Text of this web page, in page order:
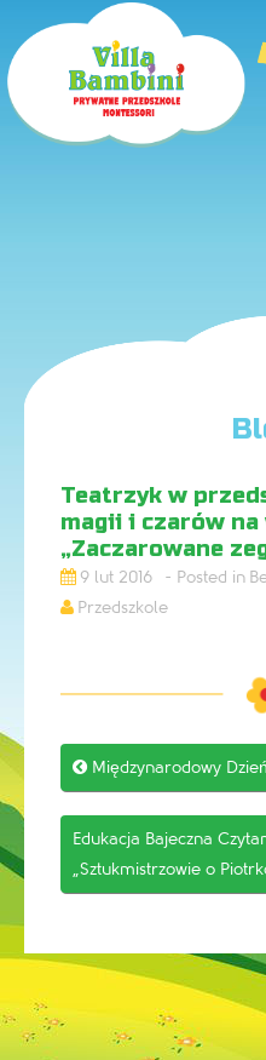
Teatrzyk w
magii i czarów na
„Zaczarowane
9 lut 2016
Przedszkole
Post
navigation
 Międzynarodowy
Edukacja Bajeczna
„Sztukmistrzowie o